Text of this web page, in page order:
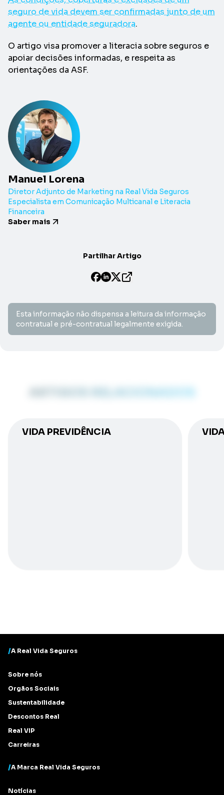
seguro de vida devem ser confirmadas junto de um
agente ou entidade seguradora.
O artigo visa promover a literacia sobre seguros e
apoiar decisões informadas, e respeita as
orientações da ASF.
Manuel Lorena
Diretor Adjunto de Marketing na Real Vida Seguros
Especialista em Comunicação Multicanal e Literacia
Financeira
Saber mais
Partilhar Artigo
Esta informação não dispensa a leitura da informação
contratual e pré-contratual legalmente exigida.
VIDA PREVIDÊNCIA
/A Real Vida Seguros
Sobre nós
Orgãos Sociais
Sustentabilidade
Descontos Real
Real VIP
Carreiras
/A Marca Real Vida Seguros
Notícias